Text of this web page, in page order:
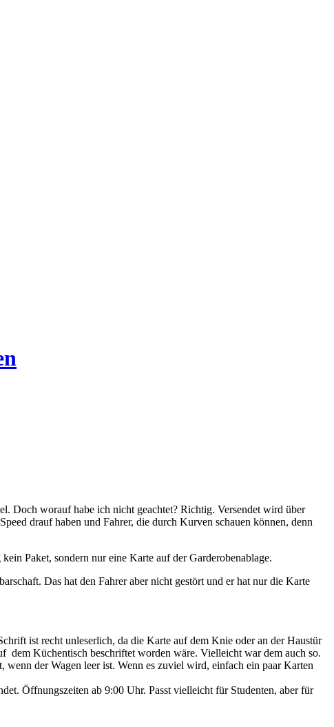
Doch worauf habe ich nicht geachtet? Richtig. Versendet wird über
drauf haben und Fahrer, die durch Kurven schauen können, denn
Paket, sondern nur eine Karte auf der Garderobenablage.
Das hat den Fahrer aber nicht gestört und er hat nur die Karte
ist recht unleserlich, da die Karte auf dem Knie oder an der Haustür
dem Küchentisch beschriftet worden wäre. Vielleicht war dem auch so.
der Wagen leer ist. Wenn es zuviel wird, einfach ein paar Karten
Öffnungszeiten ab 9:00 Uhr. Passt vielleicht für Studenten, aber für